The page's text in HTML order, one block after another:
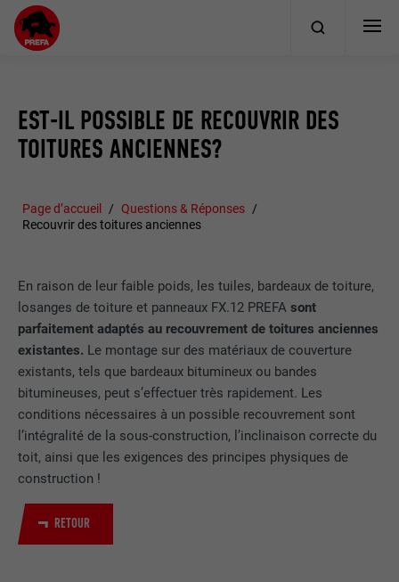
EST-IL POSSIBLE DE RECOUVRIR DES
TOITURES ANCIENNES?
Page d’accueil
Questions & Réponses
Recouvrir des toitures anciennes
En raison de leur faible poids, les tuiles, bardeaux de toiture,
losanges de toiture et panneaux FX.12 PREFAsont
parfaitement adaptés au recouvrement de toitures anciennes
existantes. Le montage sur des matériaux de couverture
existants, tels que bardeaux bitumineux ou bandes
bitumineuses, peut s’effectuer très rapidement. Les
conditions nécessaires à un possible recouvrement sont
l’intégralité de la sous-construction, l’inclinaison correcte du
toit, ainsi que les exigences des principes physiques de
construction !
RETOUR